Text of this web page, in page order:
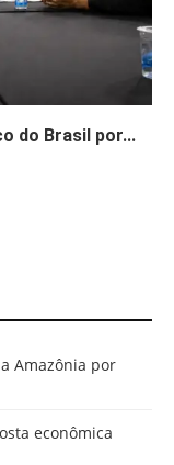
do Brasil por...
Amazônia por
econômica